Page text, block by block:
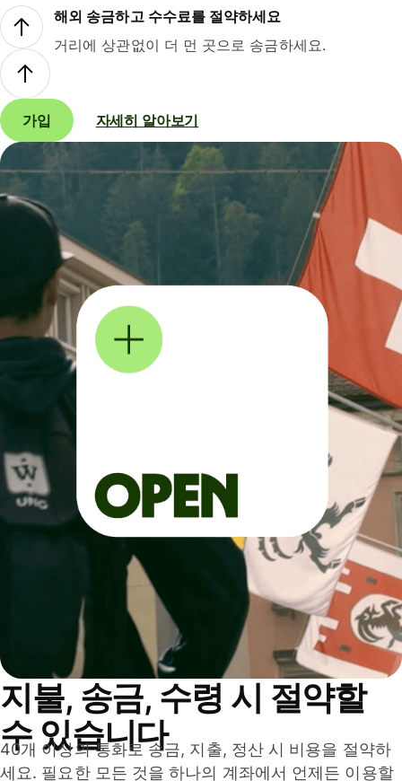
해외 송금하고 수수료를 절약하세요
거리에 상관없이 더 먼 곳으로 송금하세요.
가입 자세히 알아보기
지불, 송금, 수령 시 절약할
수 있습니다
40개 이상의 통화로 송금, 지출, 정산 시 비용을 절약하
세요. 필요한 모든 것을 하나의 계좌에서 언제든 이용할